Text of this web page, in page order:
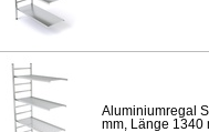
Aluminiumregal
mm, Länge 1340